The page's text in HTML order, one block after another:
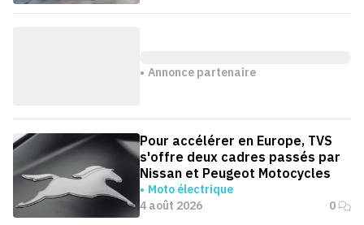
Annonce partenaire
Pour accélérer en Europe, TVS
s'offre deux cadres passés par
Nissan et Peugeot Motocycles
Moto électrique
4 août 2026
0